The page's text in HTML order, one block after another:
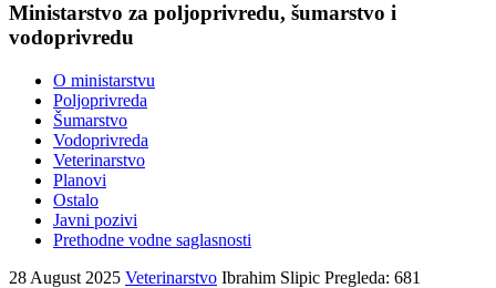
Ministarstvo za poljoprivredu, šumarstvo i
vodoprivredu
O ministarstvu
Poljoprivreda
Šumarstvo
Vodoprivreda
Veterinarstvo
Planovi
Ostalo
Javni pozivi
Prethodne vodne saglasnosti
28 August 2025 Veterinarstvo Ibrahim Slipic Pregleda: 681